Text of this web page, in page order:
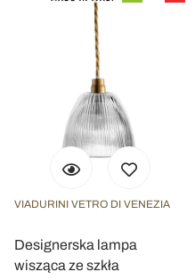
VIADURINI VETRO DI VENEZIA
Designerska lampa
wisząca ze szkła